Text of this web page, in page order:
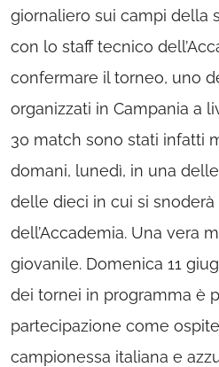
giornaliero sui campi della
con lo staff tecnico
confermare il torneo, uno
organizzati in Campania a
30 match sono stati infatti
domani, lunedì, in una
delle dieci in cui si snoderà
dell’Accademia. Una vera
giovanile. Domenica 11
dei tornei in programma è
partecipazione come
campionessa italiana e